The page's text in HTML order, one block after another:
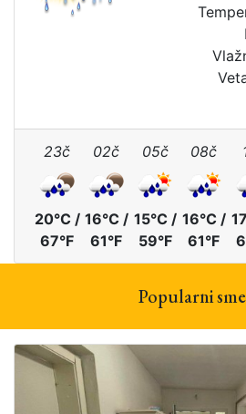
23č
20°C /
67°F
02č
16°C /
61°F
05č
15°C /
59°F
08č
16°C /
61°F
Popularni